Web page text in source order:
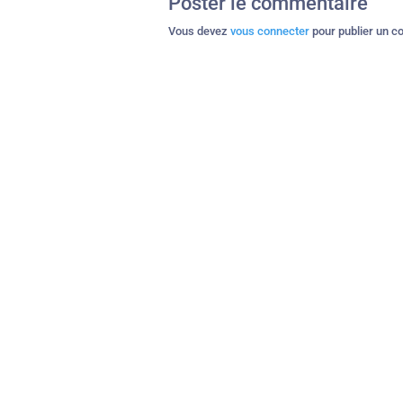
Vous devez vous connecter pour publier un